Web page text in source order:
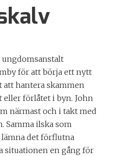
ungdomsanstalt
för att börja ett nytt
att hantera skammen
eller förlåtet i byn. John
närmast och i takt med
Samma ilska som
det förflutna
situationen en gång för